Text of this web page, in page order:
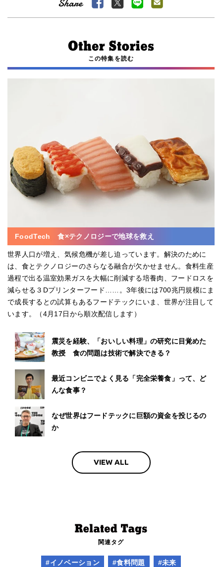
この特集を読む
FoodTech 食×テクノロジーで地球を救え
世界人口が増え、気候危機が差し迫っています。解決のために
は、食とテクノロジーのさらなる融合が欠かせません。食料生産
過程で出る温室効果ガスを大幅に削減する培養肉、フードロスを
減らせる３Dプリンターフード……。3年後には700兆円規模にま
で成長するとの試算もあるフードテックにいま、世界が注目して
います。（4月17日から順次配信します）
震災を経験、「おいしい料理」の研究に目覚めた
教授 食の問題は技術で解決できる？
最近コンビニでよく見る「完全栄養食」って、ど
んな食事？
なぜ世界はフードテックに巨額の資金を投じるの
か
VIEW ALL
関連タグ
#イノベーション #食料問題 #未来